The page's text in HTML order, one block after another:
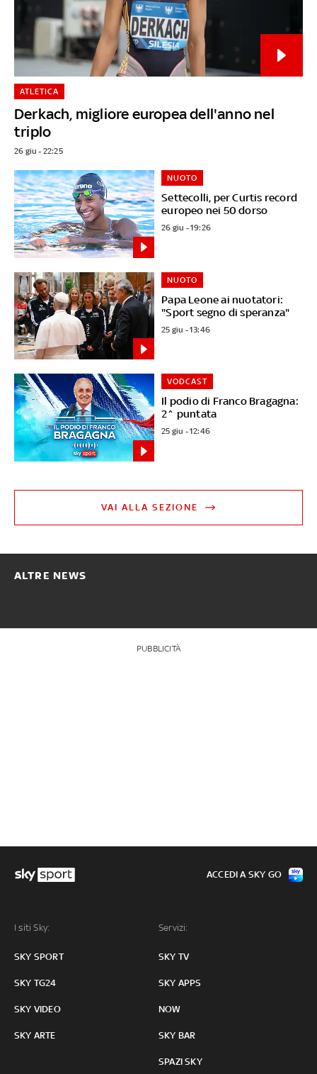
Derkach, migliore europea dell'anno nel
triplo
ATLETICA
26 giu - 22:25
Settecolli, per Curtis record
europeo nei 50 dorso
NUOTO
26 giu - 19:26
Papa Leone ai nuotatori:
"Sport segno di speranza"
NUOTO
25 giu - 13:46
Il podio di Franco Bragagna:
2^ puntata
VODCAST
25 giu - 12:46
VAI ALLA SEZIONE
ALTRE NEWS
PUBBLICITÀ
I siti Sky:
SKY SPORT
SKY TG24
SKY VIDEO
SKY ARTE
Servizi:
SKY TV
SKY APPS
NOW
SKY BAR
SPAZI SKY
ACCEDI A SKY GO